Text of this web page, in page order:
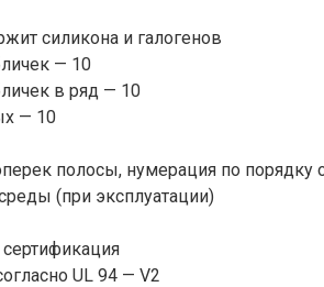
силикона и галогенов
— 10
в ряд — 10
— 10
полосы, нумерация по порядку
(при эксплуатации)
UL 94 — V2